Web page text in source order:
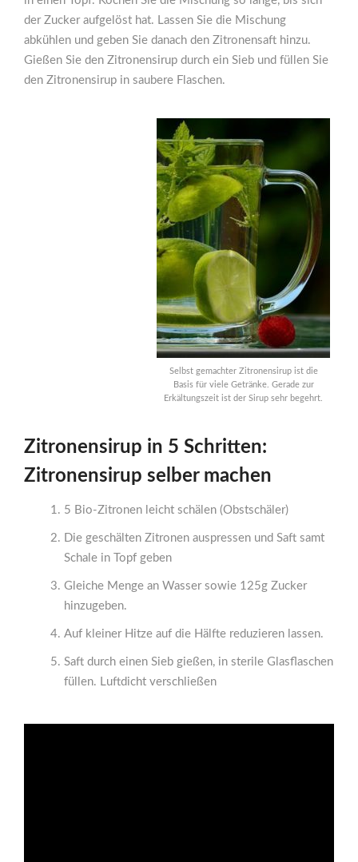
der Zucker aufgelöst hat. Lassen Sie die Mischung
abkühlen und geben Sie danach den Zitronensaft hinzu.
Gießen Sie den Zitronensirup durch ein Sieb und füllen Sie
den Zitronensirup in saubere Flaschen.
Selbst gemachter Zitronensirup ist die
Basis für viele Getränke. Gerade zur
Erkältungszeit ist der Sirup sehr begehrt.
Zitronensirup in 5 Schritten:
Zitronensirup selber machen
5 Bio-Zitronen leicht schälen (Obstschäler)
Die geschälten Zitronen auspressen und Saft samt
Schale in Topf geben
Gleiche Menge an Wasser sowie 125g Zucker
hinzugeben.
Auf kleiner Hitze auf die Hälfte reduzieren lassen.
Saft durch einen Sieb gießen, in sterile Glasflaschen
füllen. Luftdicht verschließen